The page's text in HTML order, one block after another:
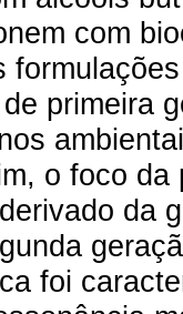
com
primeira
o foco
da
foi